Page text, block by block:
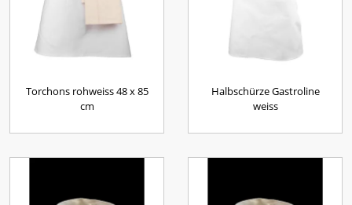
Torchons rohweiss 48 x 85
cm
Halbschürze Gastroline
weiss